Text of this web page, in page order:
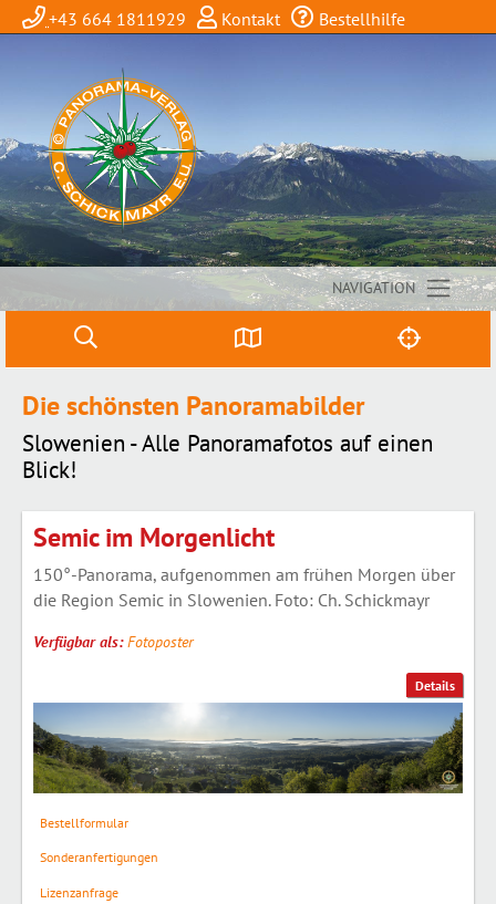
+43 664 1811929 Kontakt Bestellhilfe
NAVIGATION
Die schönsten Panoramabilder
Slowenien - Alle Panoramafotos auf einen
Blick!
Details
Semic im Morgenlicht
150°-Panorama, aufgenommen am frühen Morgen über
die Region Semic in Slowenien. Foto: Ch. Schickmayr
Verfügbar als:Fotoposter
Bestellformular
Sonderanfertigungen
Lizenzanfrage